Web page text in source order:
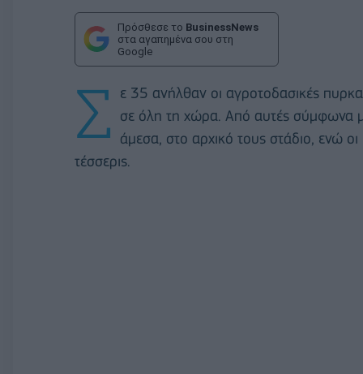
Πρόσθεσε το BusinessNews
στα αγαπημένα σου στη
Google
Σ
ε 35 ανήλθαν οι αγροτοδασικές
σε όλη τη χώρα. Από αυτές σύμφωνα
άμεσα, στο αρχικό τους στάδιο, ενώ
τέσσερις.